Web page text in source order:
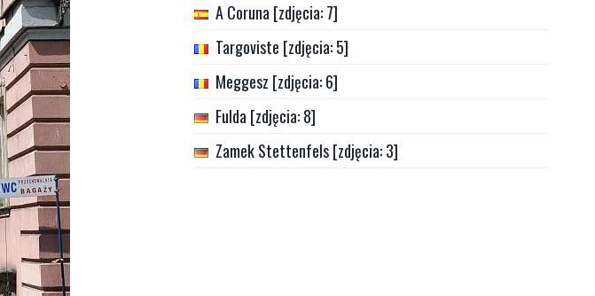
A Coruna [zdjęcia: 7]
Targoviste [zdjęcia: 5]
Meggesz [zdjęcia: 6]
Fulda [zdjęcia: 8]
Zamek Stettenfels [zdjęcia: 3]